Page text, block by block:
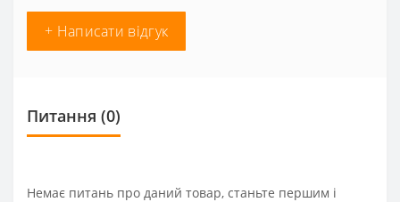
+ Написати відгук
Питання (0)
Немає питань про даний товар, станьте першим і